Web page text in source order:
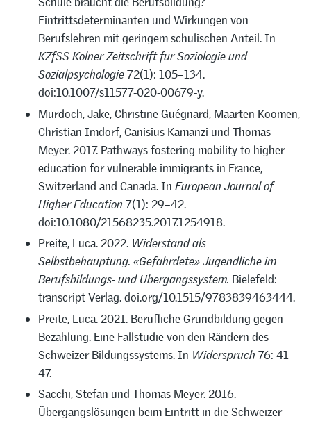
Eintrittsdeterminanten und Wirkungen von
Berufslehren mit geringem schulischen Anteil. In
KZfSS Kölner Zeitschrift für Soziologie und
Sozialpsychologie72(1): 105–134.
doi:10.1007/s11577-020-00679-y.
Murdoch, Jake, Christine Guégnard, Maarten Koomen,
Christian Imdorf, Canisius Kamanzi und Thomas
Meyer. 2017. Pathways fostering mobility to higher
education for vulnerable immigrants in France,
Switzerland and Canada. In European Journal of
Higher Education 7(1): 29–42.
doi:10.1080/21568235.2017.1254918.
Preite, Luca. 2022. Widerstand als
Selbstbehauptung. «Gefährdete» Jugendliche im
Berufsbildungs- und Übergangssystem. Bielefeld:
transcript Verlag. doi.org/10.1515/9783839463444.
Preite, Luca. 2021. Berufliche Grundbildung gegen
Bezahlung. Eine Fallstudie von den Rändern des
Schweizer Bildungssystems. In Widerspruch 76: 41–
47.
Sacchi, Stefan und Thomas Meyer. 2016.
Übergangslösungen beim Eintritt in die Schweizer